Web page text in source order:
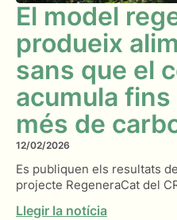
El model
produeix
sans que el
acumula fins
més de
12/02/2026
Es publiquen els resultats
projecte RegeneraCat del
Llegir la notícia